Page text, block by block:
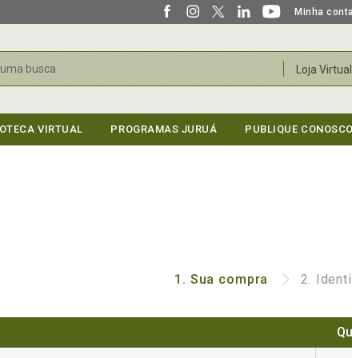
Minha
Loja Virtual
VIRTUAL PROGRAMAS JURUÁ PUBLIQUE CONOSCO
1. Sua compra 2.